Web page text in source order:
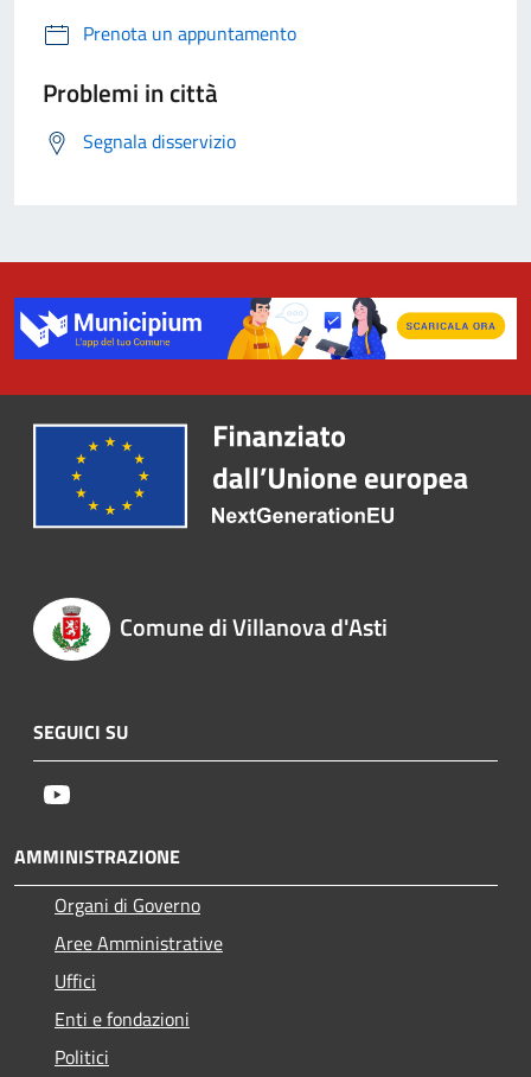
Prenota un appuntamento
Problemi in città
Segnala disservizio
Comune di Villanova d'Asti
SEGUICI SU
AMMINISTRAZIONE
Organi di Governo
Aree Amministrative
Uffici
Enti e fondazioni
Politici